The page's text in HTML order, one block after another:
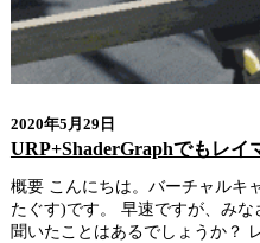
2020年5月29日
URP+ShaderGraphでもレイ
概要 こんにちは。バーチャルキ
たぐす)です。 早速ですが、み
聞いたことはあるでしょうか？